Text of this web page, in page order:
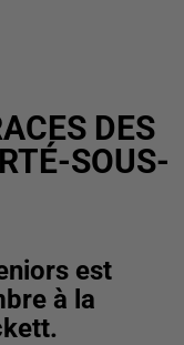
DES
SOUS-
est
à la